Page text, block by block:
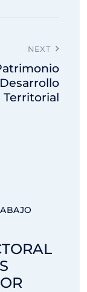
NEXT
Territorial